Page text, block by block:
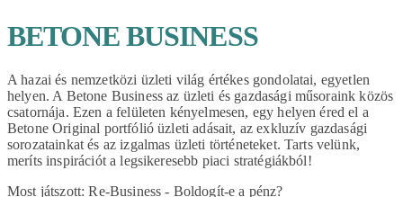
BETONE BUSINESS
A hazai és nemzetközi üzleti világ értékes gondolatai, egyetlen
helyen. A Betone Business az üzleti és gazdasági műsoraink közös
csatornája. Ezen a felületen kényelmesen, egy helyen éred el a
Betone Original portfólió üzleti adásait, az exkluzív gazdasági
sorozatainkat és az izgalmas üzleti történeteket. Tarts velünk,
meríts inspirációt a legsikeresebb piaci stratégiákból!
Most játszott:Re-Business - Boldogít-e a pénz?